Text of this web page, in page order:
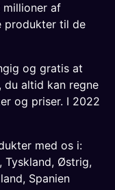
millioner af
produkter til de
og gratis at
altid kan regne
og priser. I 2022
med os i:
, Tyskland, Østrig,
, Spanien